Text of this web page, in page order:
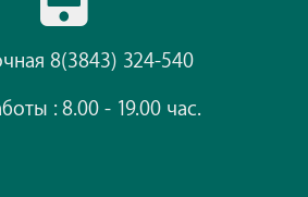
8(3843) 324-540
: 8.00 - 19.00 час.